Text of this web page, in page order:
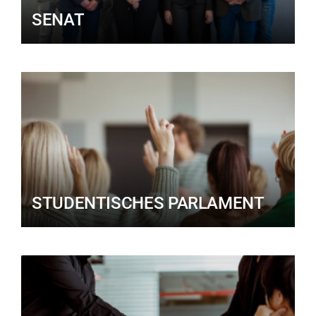
SENAT
STUDENTISCHES PARLAMENT